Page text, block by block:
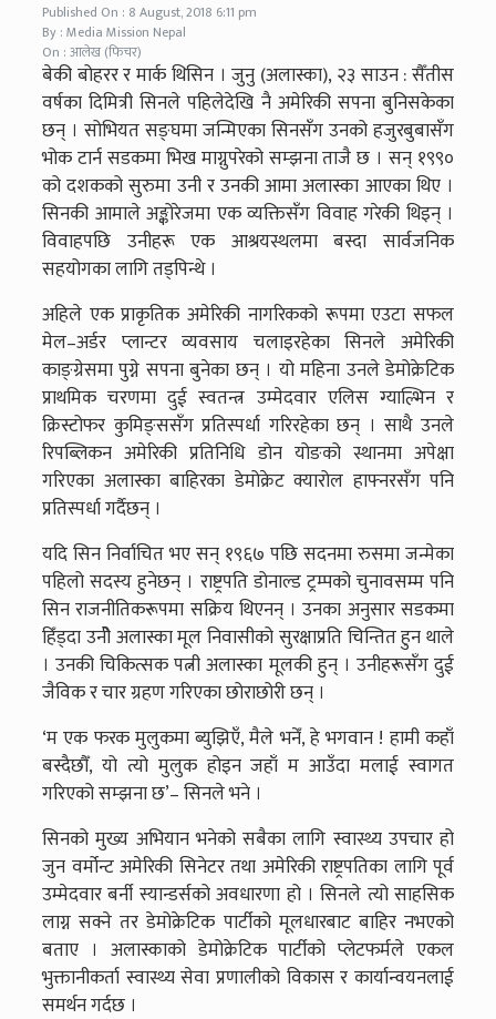
Published On : 8 August, 2018 6:11 pm
By : Media Mission Nepal
On : आलेख (फिचर)
बेकी बोहरर र मार्क थिसिन । जुनु (अलास्का), २३ साउन : सैँतीस
वर्षका दिमित्री सिनले पहिलेदेखि नै अमेरिकी सपना बुनिसकेका
छन् । सोभियत सङ्घमा जन्मिएका सिनसँग उनको हजुरबुबासँग
भोक टार्न सडकमा भिख माग्नुपरेको सम्झना ताजै छ । सन् १९९०
को दशकको सुरुमा उनी र उनकी आमा अलास्का आएका थिए ।
सिनकी आमाले अङ्कोरेजमा एक व्यक्तिसँग विवाह गरेकी थिइन् ।
विवाहपछि उनीहरू एक आश्रयस्थलमा बस्दा सार्वजनिक
सहयोगका लागि तड्पिन्थे ।
अहिले एक प्राकृतिक अमेरिकी नागरिकको रूपमा एउटा सफल
मेल–अर्डर प्लान्टर व्यवसाय चलाइरहेका सिनले अमेरिकी
काङ्ग्रेसमा पुग्ने सपना बुनेका छन् । यो महिना उनले डेमोक्रेटिक
प्राथमिक चरणमा दुई स्वतन्त्र उम्मेदवार एलिस ग्याल्भिन र
क्रिस्टोफर कुमिङ्ससँग प्रतिस्पर्धा गरिरहेका छन् । साथै उनले
रिपब्लिकन अमेरिकी प्रतिनिधि डोन योङको स्थानमा अपेक्षा
गरिएका अलास्का बाहिरका डेमोक्रेट क्यारोल हाफ्नरसँग पनि
प्रतिस्पर्धा गर्दैछन् ।
यदि सिन निर्वाचित भए सन् १९६७ पछि सदनमा रुसमा जन्मेका
पहिलो सदस्य हुनेछन् । राष्ट्रपति डोनाल्ड ट्रम्पको चुनावसम्म पनि
सिन राजनीतिकरूपमा सक्रिय थिएनन् । उनका अनुसार सडकमा
हिँड्दा उनीे अलास्का मूल निवासीको सुरक्षाप्रति चिन्तित हुन थाले
। उनकी चिकित्सक पत्नी अलास्का मूलकी हुन् । उनीहरूसँग दुई
जैविक र चार ग्रहण गरिएका छोराछोरी छन् ।
‘म एक फरक मुलुकमा ब्युझिएँ, मैले भनेँ, हे भगवान ! हामी कहाँ
बस्दैछौँ, यो त्यो मुलुक होइन जहाँ म आउँदा मलाई स्वागत
गरिएको सम्झना छ’– सिनले भने ।
सिनको मुख्य अभियान भनेको सबैका लागि स्वास्थ्य उपचार हो
जुन वर्मोन्ट अमेरिकी सिनेटर तथा अमेरिकी राष्ट्रपतिका लागि पूर्व
उम्मेदवार बर्नी स्यान्डर्सको अवधारणा हो । सिनले त्यो साहसिक
लाग्न सक्ने तर डेमोक्रेटिक पार्टीको मूलधारबाट बाहिर नभएको
बताए । अलास्काको डेमोक्रेटिक पार्टीको प्लेटफर्मले एकल
भुक्तानीकर्ता स्वास्थ्य सेवा प्रणालीको विकास र कार्यान्वयनलाई
समर्थन गर्दछ ।